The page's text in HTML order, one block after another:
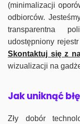
(minimalizacji
odbiorców.
transparentna
udostępniony
Skontaktuj się z
wizualizacji na
Jak uniknąć
Zły dobór